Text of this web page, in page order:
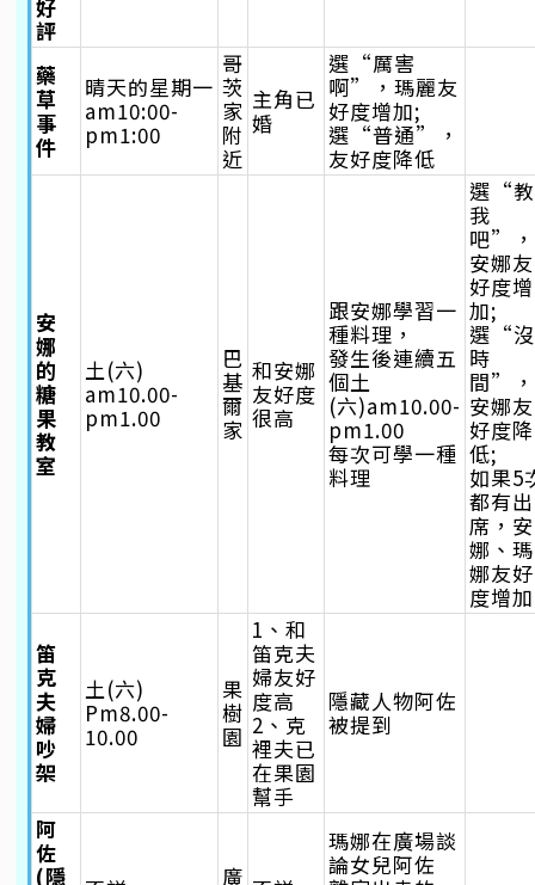
好
評
藥
草
事
件
晴天的星期一
am10:00-
pm1:00
哥
茨
家
附
近
主角已
婚
選“厲害
啊”，瑪麗友
好度增加;
選“普通”，
友好度降低
安
娜
的
糖
果
教
室
土(六)
am10.00-
pm1.00
巴
基
爾
家
和安娜
友好度
很高
跟安娜學習一
種料理，
發生後連續五
個土
(六)am10.00-
pm1.00
每次可學一種
料理
選“教
我
吧”，
安娜友
好度增
加;
選“沒
時
間”，
安娜友
好度降
低;
如果5
都有出
席，安
娜、瑪
娜友好
度增加
笛
克
夫
婦
吵
架
土(六)
Pm8.00-
10.00
果
樹
園
1、和
笛克夫
婦友好
度高
2、克
裡夫已
在果園
幫手
隱藏人物阿佐
被提到
阿
佐
(隱
廣
瑪娜在廣場談
論女兒阿佐